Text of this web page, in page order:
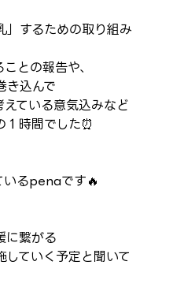
」するための取り組み
との報告や、
き込んで
ている意気込みなど
時間でした⏰
いるpenaです🔥
に繋がる
ていく予定と聞いて